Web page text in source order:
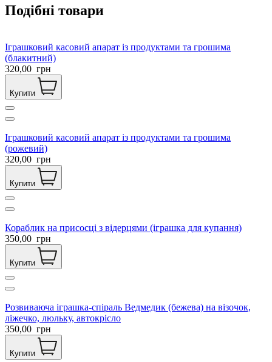
Подібні товари
Іграшковий касовий апарат із продуктами та грошима
(блакитний)
320,00 грн
Купити
Іграшковий касовий апарат із продуктами та грошима
(рожевий)
320,00 грн
Купити
Кораблик на присосці з відерцями (іграшка для купання)
350,00 грн
Купити
Розвиваюча іграшка-спіраль Ведмедик (бежева) на візочок,
ліжечко, люльку, автокрісло
350,00 грн
Купити